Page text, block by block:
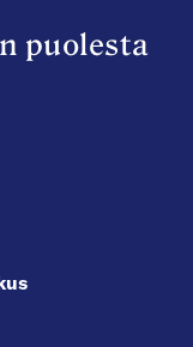
puolesta